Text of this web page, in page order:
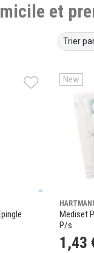
et
New
Mediset
P/s
1 ,43